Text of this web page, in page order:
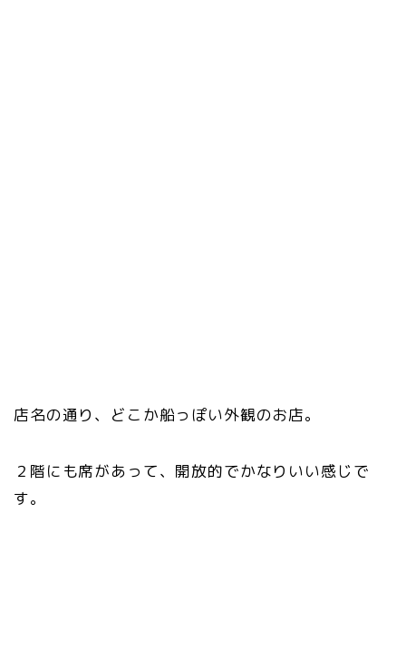
店名の通り、どこか船っぽい外観のお店。
２階にも席があって、開放的でかなりいい感じで
す。